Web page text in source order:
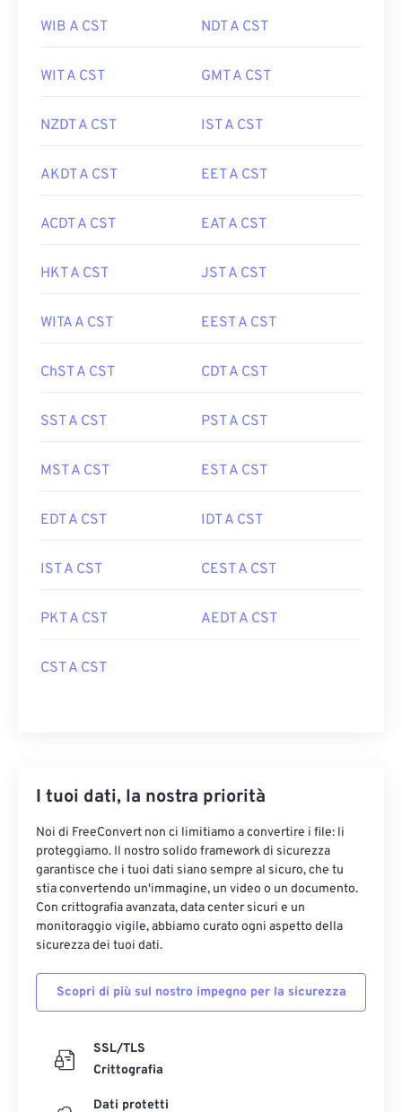
WIB A CST NDT A CST
WIT A CST GMT A CST
NZDT A CST IST A CST
AKDT A CST EET A CST
ACDT A CST EAT A CST
HKT A CST JST A CST
WITA A CST EEST A CST
ChST A CST CDT A CST
SST A CST PST A CST
MST A CST EST A CST
EDT A CST IDT A CST
IST A CST CEST A CST
PKT A CST AEDT A CST
CST A CST
I tuoi dati, la nostra priorità
Noi di FreeConvert non ci limitiamo a convertire i file: li
proteggiamo. Il nostro solido framework di sicurezza
garantisce che i tuoi dati siano sempre al sicuro, che tu
stia convertendo un'immagine, un video o un documento.
Con crittografia avanzata, data center sicuri e un
monitoraggio vigile, abbiamo curato ogni aspetto della
sicurezza dei tuoi dati.
Scopri di più sul nostro impegno per la sicurezza
SSL/TLS
Crittografia
Dati protetti